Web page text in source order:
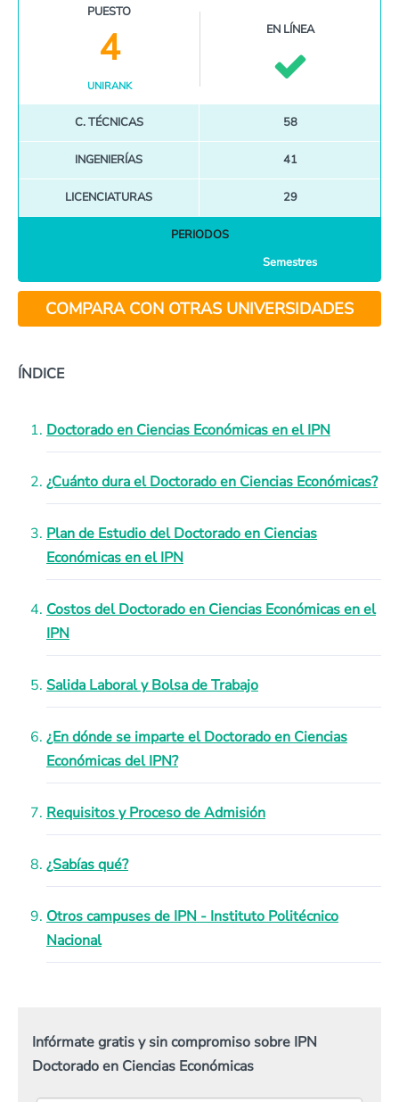
PUESTO
4
UNIRANK
EN LÍNEA
C. TÉCNICAS 58
INGENIERÍAS 41
LICENCIATURAS 29
PERIODOS
Semestres
COMPARA CON OTRAS UNIVERSIDADES
ÍNDICE
Doctorado en Ciencias Económicas en el IPN
¿Cuánto dura el Doctorado en Ciencias Económicas?
Plan de Estudio del Doctorado en Ciencias
Económicas en el IPN
Costos del Doctorado en Ciencias Económicas en el
IPN
Salida Laboral y Bolsa de Trabajo
¿En dónde se imparte el Doctorado en Ciencias
Económicas del IPN?
Requisitos y Proceso de Admisión
¿Sabías qué?
Otros campuses de IPN - Instituto Politécnico
Nacional
Infórmate gratis y sin compromiso sobre IPN
Doctorado en Ciencias Económicas